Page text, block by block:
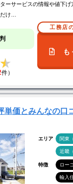
ーサービスの情報や値下
け…
件）
工務店
も
単価とみんなの口
エリア 関東
近畿
特徴 ロー
輸入